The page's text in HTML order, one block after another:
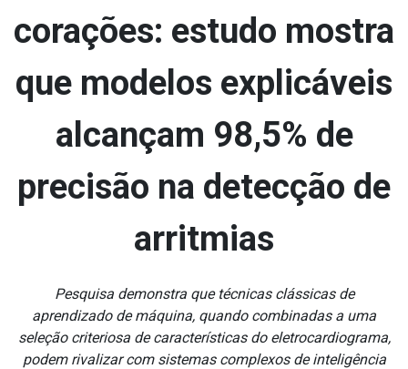
corações: estudo mostra
que modelos explicáveis
alcançam 98,5% de
precisão na detecção de
arritmias
Pesquisa demonstra que técnicas clássicas de
aprendizado de máquina, quando combinadas a uma
seleção criteriosa de características do eletrocardiograma,
podem rivalizar com sistemas complexos de inteligência